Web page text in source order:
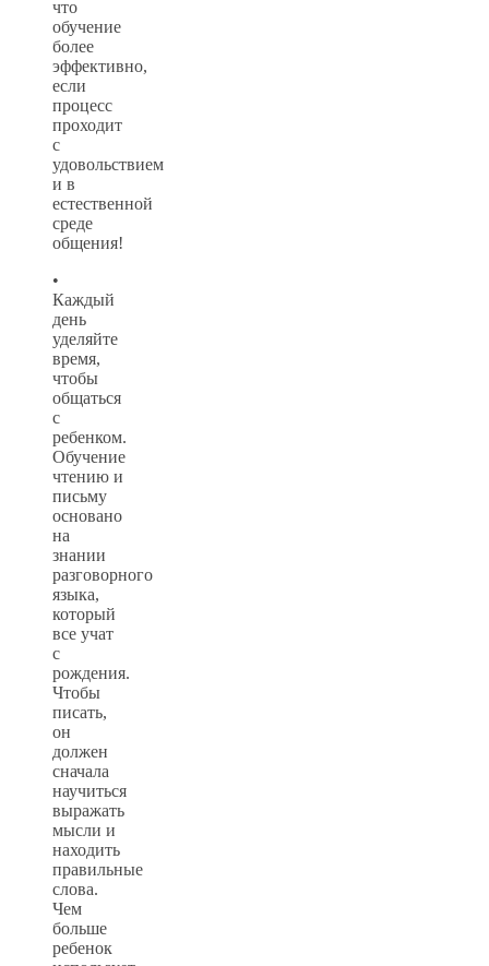
что
обучение
более
эффективно,
если
процесс
проходит
с
удовольствием
и в
естественной
среде
общения!
•
Каждый
день
уделяйте
время,
чтобы
общаться
с
ребенком.
Обучение
чтению и
письму
основано
на
знании
разговорного
языка,
который
все учат
с
рождения.
Чтобы
писать,
он
должен
сначала
научиться
выражать
мысли и
находить
правильные
слова.
Чем
больше
ребенок